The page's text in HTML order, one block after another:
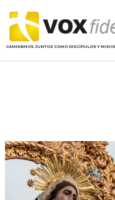
CAMINEMOS JUNTOS COMO DISCÍPULOS Y